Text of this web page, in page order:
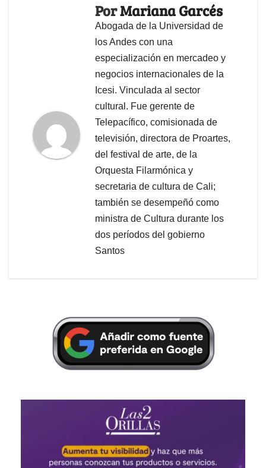
PorMariana Garcés
Abogada de la Universidad de
los Andes con una
especialización en mercadeo y
negocios internacionales de la
Icesi. Vinculada al sector
cultural. Fue gerente de
Telepacífico, comisionada de
televisión, directora de Proartes,
del festival de arte, de la
Orquesta Filarmónica y
secretaria de cultura de Cali;
también se desempeñó como
ministra de Cultura durante los
dos períodos del gobierno
Santos